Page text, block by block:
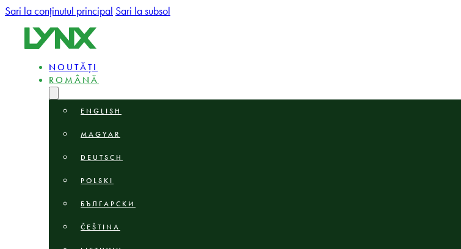
Sari la conținutul principal Sari la subsol
NOUTĂȚI
ROMÂNĂ
ENGLISH
MAGYAR
DEUTSCH
POLSKI
БЪЛГАРСКИ
ČEŠTINA